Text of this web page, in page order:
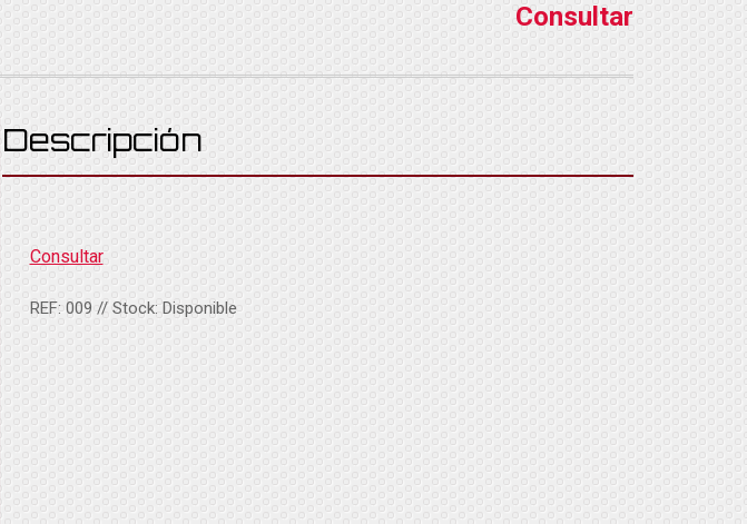
Consultar
Descripción
Consultar
REF:009 // Stock:Disponible